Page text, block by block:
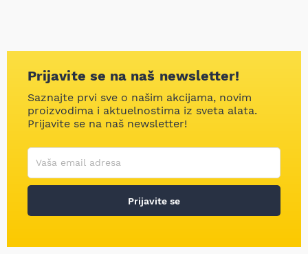
Prijavite se na naš newsletter!
Saznajte prvi sve o našim akcijama, novim
proizvodima i aktuelnostima iz sveta alata.
Prijavite se na naš newsletter!
Korisničko ime
Vaša email adresa
Prijavite se